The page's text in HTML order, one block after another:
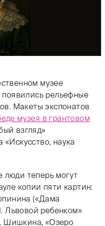
музее
появились рельефные
Макеты экспонатов
музея в грантовом
взгляд»
«Искусство, наука
теперь могут
копии пяти картин:
(«Дама
Львовой ребенком»
Шишкина, «Озеро